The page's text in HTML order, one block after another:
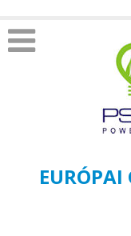
EURÓPAI